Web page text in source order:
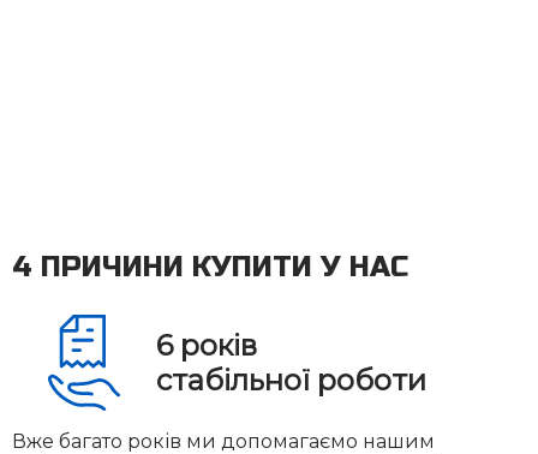
4 ПРИЧИНИ КУПИТИ У НАС
6 років
стабільної роботи
Вже багато років ми допомагаємо нашим